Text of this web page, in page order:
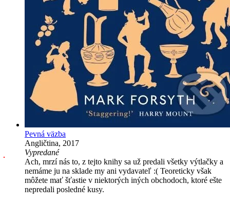
Pevná väzba
Angličtina, 2017
Vypredané
Ach, mrzí nás to, z tejto knihy sa už predali všetky výtlačky a
nemáme ju na sklade my ani vydavateľ :( Teoreticky však
môžete mať šťastie v niektorých iných obchodoch, ktoré ešte
nepredali posledné kusy.